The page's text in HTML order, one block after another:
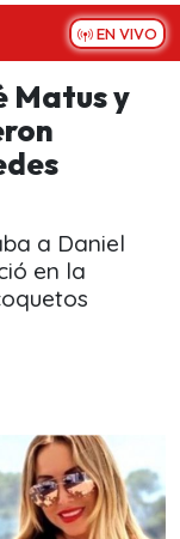
EN VIVO
Matus y
a Daniel
en la